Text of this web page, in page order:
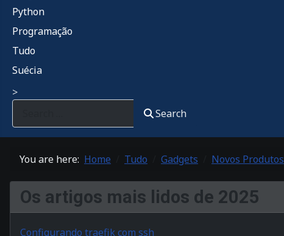
Python
Programação
Tudo
Suécia
>
Search
You are here: Home Tudo Gadgets Novos Produtos
Os artigos mais lidos de 2025
Configurando traefik com ssh